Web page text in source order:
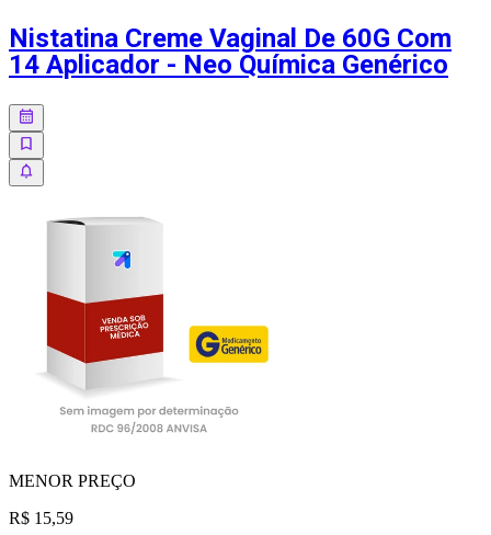
Nistatina Creme Vaginal De 60G Com
14 Aplicador - Neo Química Genérico
MENOR PREÇO
R$ 15,59